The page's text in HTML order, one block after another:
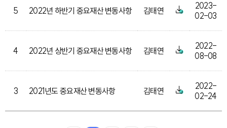
5 2022년 하반기 중요재산 변동사항 김태연
2023-
02-03
4 2022년 상반기 중요재산 변동사항 김태연
2022-
08-08
3 2021년도 중요재산 변동사항 김태연
2022-
02-24